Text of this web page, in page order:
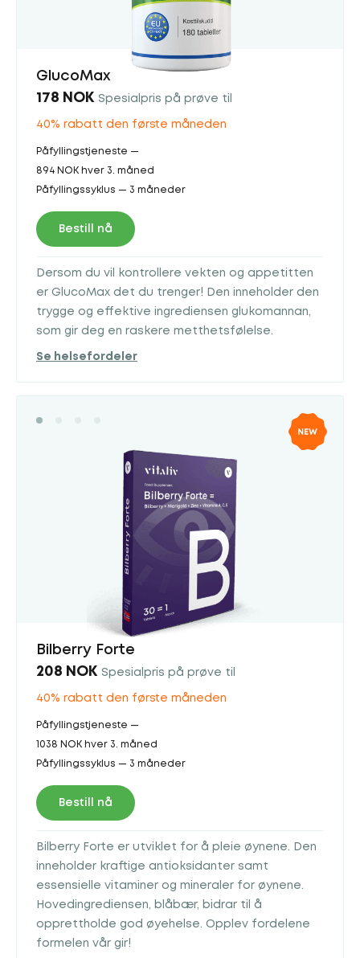
GlucoMax
178 NOK Spesialpris på prøve til
40% rabatt den første måneden
Påfyllingstjeneste —
894 NOK hver 3. måned
Påfyllingssyklus — 3 måneder
Bestill nå
Dersom du vil kontrollere vekten og appetitten
er GlucoMax det du trenger! Den inneholder den
trygge og effektive ingrediensen glukomannan,
som gir deg en raskere metthetsfølelse.
Se helsefordeler
Bilberry Forte
208 NOK Spesialpris på prøve til
40% rabatt den første måneden
Påfyllingstjeneste —
1038 NOK hver 3. måned
Påfyllingssyklus — 3 måneder
Bestill nå
Bilberry Forte er utviklet for å pleie øynene. Den
inneholder kraftige antioksidanter samt
essensielle vitaminer og mineraler for øynene.
Hovedingrediensen, blåbær, bidrar til å
opprettholde god øyehelse. Opplev fordelene
formelen vår gir!